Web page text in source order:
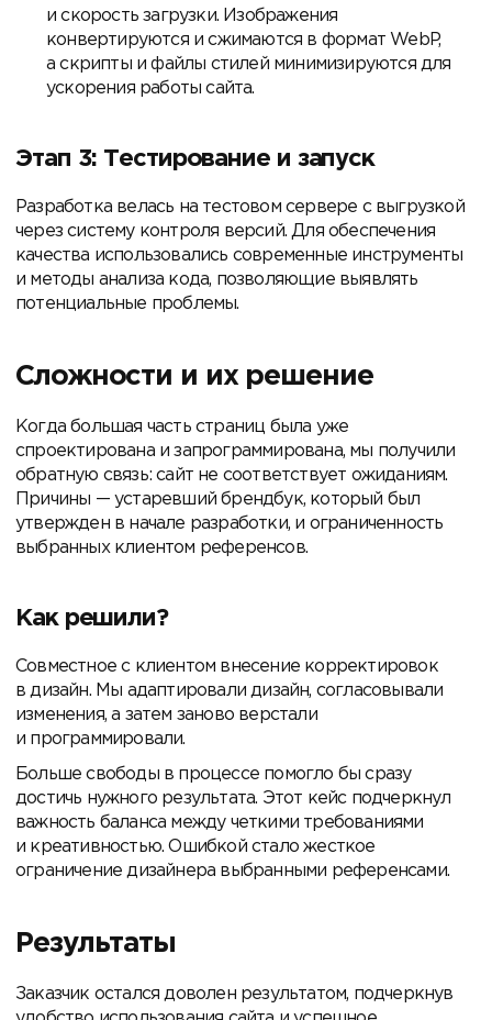
и скорость загрузки. Изображения
конвертируются и сжимаются в формат WebP,
а скрипты и файлы стилей минимизируются для
ускорения работы сайта.
Этап 3: Тестирование и запуск
Разработка велась на тестовом сервере с выгрузкой
через систему контроля версий. Для обеспечения
качества использовались современные инструменты
и методы анализа кода, позволяющие выявлять
потенциальные проблемы.
Сложности и их решение
Когда большая часть страниц была уже
спроектирована и запрограммирована, мы получили
обратную связь: сайт не соответствует ожиданиям.
Причины — устаревший брендбук, который был
утвержден в начале разработки, и ограниченность
выбранных клиентом референсов.
Как решили?
Совместное с клиентом внесение корректировок
в дизайн. Мы адаптировали дизайн, согласовывали
изменения, а затем заново верстали
и программировали.
Больше свободы в процессе помогло бы сразу
достичь нужного результата. Этот кейс подчеркнул
важность баланса между четкими требованиями
и креативностью. Ошибкой стало жесткое
ограничение дизайнера выбранными референсами.
Результаты
Заказчик остался доволен результатом, подчеркнув